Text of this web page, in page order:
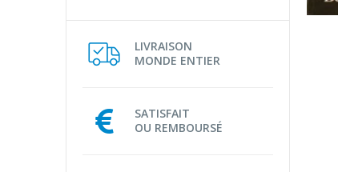
LIVRAISON
MONDE ENTIER
SATISFAIT
OU REMBOURSÉ